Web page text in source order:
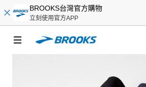
BROOKS台灣官方購物
立刻使用官方APP